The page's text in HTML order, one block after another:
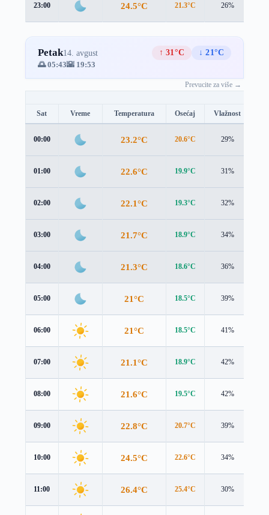
23:00 24.5°C 21.3°C 26%
Petak14. avgust ↑ 31°C
↓ 21°C
🌅 05:43🌇 19:53
Prevucite za više →
Sat Vreme Temperatura Osećaj Vlažnost
00:00 23.2°C 20.6°C 29%
01:00 22.6°C 19.9°C 31%
02:00 22.1°C 19.3°C 32%
03:00 21.7°C 18.9°C 34%
04:00 21.3°C 18.6°C 36%
05:00 21°C 18.5°C 39%
06:00 21°C 18.5°C 41%
07:00 21.1°C 18.9°C 42%
08:00 21.6°C 19.5°C 42%
09:00 22.8°C 20.7°C 39%
10:00 24.5°C 22.6°C 34%
11:00 26.4°C 25.4°C 30%